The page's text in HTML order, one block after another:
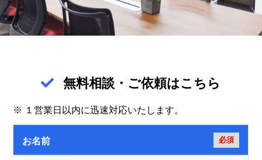
無料相談・ご依頼はこちら
※ １営業日以内に迅速対応いたします。
お名前 必須